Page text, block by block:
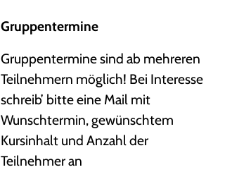
Gruppentermine
Gruppentermine sind ab mehreren
Teilnehmern möglich! Bei Interesse
schreib’ bitte eine Mail mit
Wunschtermin, gewünschtem
Kursinhalt und Anzahl der
Teilnehmer an